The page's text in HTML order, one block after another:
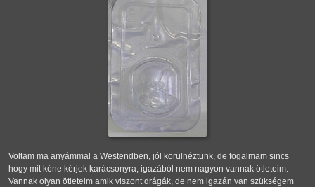
Voltam ma anyámmal a Westendben, jól körülnéztünk, de fogalmam sincs
hogy mit kéne kérjek karácsonyra, igazából nem nagyon vannak ötleteim.
Vannak olyan ötleteim amik viszont drágák, de nem igazán van szükségem